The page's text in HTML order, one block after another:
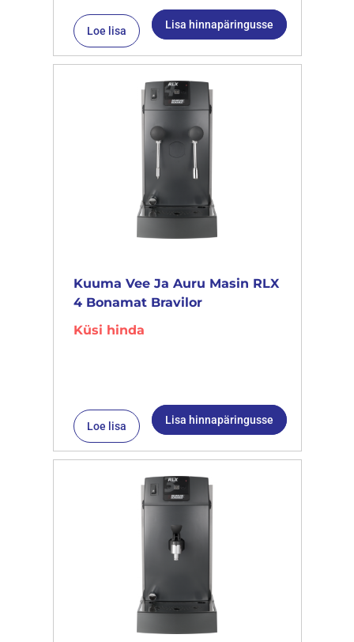
Loe lisa Lisa hinnapäringusse
Kuuma Vee Ja Auru Masin RLX
4 Bonamat Bravilor
Küsi hinda
Loe lisa Lisa hinnapäringusse